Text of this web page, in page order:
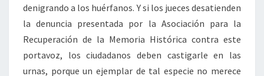
denigrando a los huérfanos. Y si los jueces desatienden
la denuncia presentada por la Asociación para la
Recuperación de la Memoria Histórica contra este
portavoz, los ciudadanos deben castigarle en las
urnas, porque un ejemplar de tal especie no merece